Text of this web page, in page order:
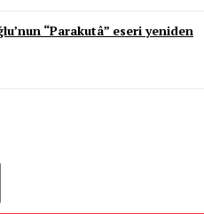
“Parakutâ” eseri yeniden